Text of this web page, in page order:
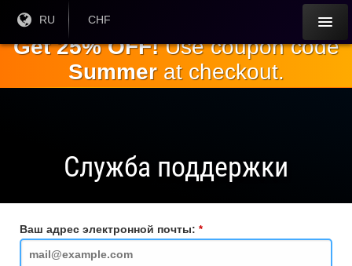
содержанию
Текущий
RU
Текущая
CHF
Get 25% OFF!Use coupon code
Summerat checkout.
Служба поддержки
Ваш адрес электронной почты:
поле